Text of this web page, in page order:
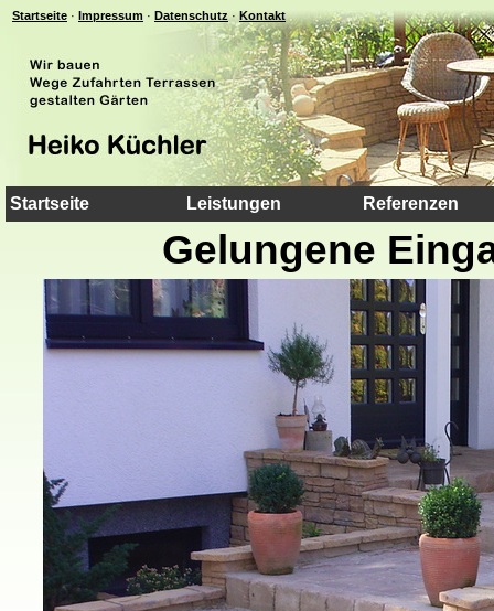
Startseite · Impressum · Datenschutz · Kontakt
Startseite Leistungen Referenzen
Gelungene